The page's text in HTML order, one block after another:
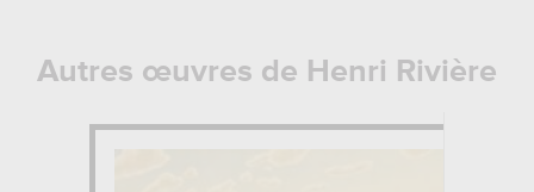
Autres œuvres de Henri Rivière